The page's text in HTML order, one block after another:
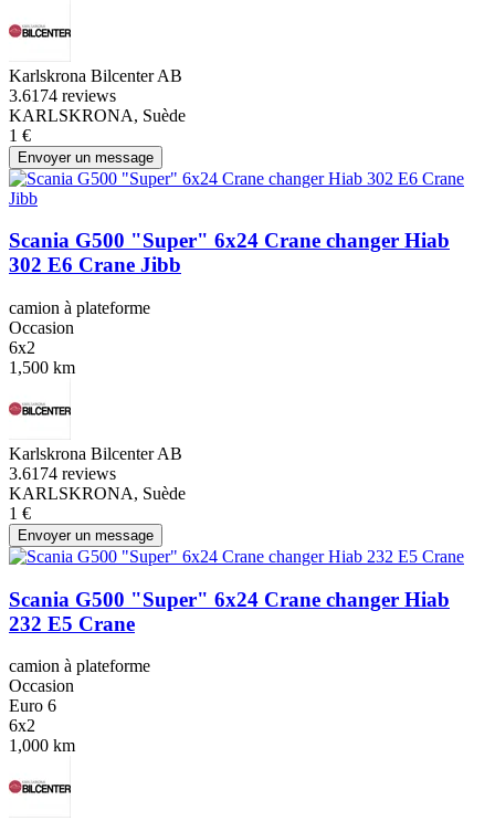
Karlskrona Bilcenter AB
3.6174 reviews
KARLSKRONA, Suède
1 €
Envoyer un message
Scania G500 "Super" 6x24 Crane changer Hiab
302 E6 Crane Jibb
camion à plateforme
Occasion
6x2
1,500 km
Karlskrona Bilcenter AB
3.6174 reviews
KARLSKRONA, Suède
1 €
Envoyer un message
Scania G500 "Super" 6x24 Crane changer Hiab
232 E5 Crane
camion à plateforme
Occasion
Euro 6
6x2
1,000 km